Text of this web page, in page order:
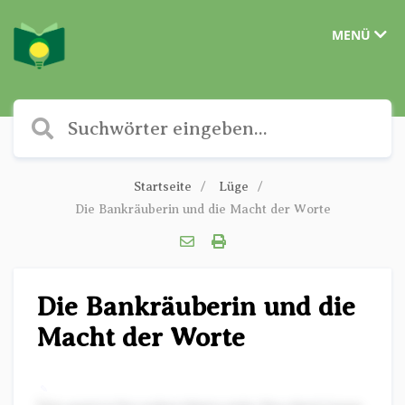
MENÜ
Startseite
Lüge
Die Bankräuberin und die Macht der Worte
Die Bankräuberin und die
Macht der Worte